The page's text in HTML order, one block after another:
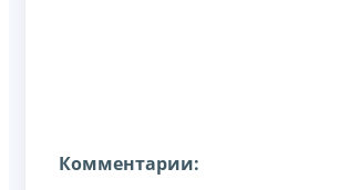
Комментарии: